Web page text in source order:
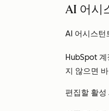
AI 어시
AI 어시스턴
HubSpot 계
지 않으면
편집할 활성